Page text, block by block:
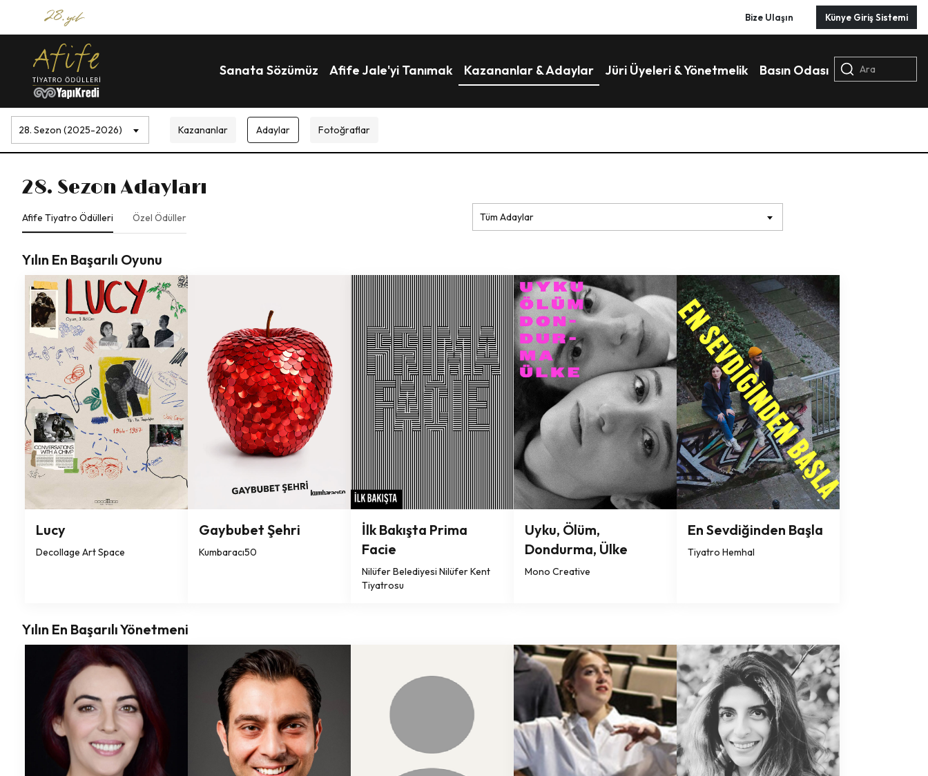
Bize Ulaşın Künye Giriş Sistemi
Sanata Sözümüz Afife Jale'yi Tanımak Kazananlar & Adaylar Jüri Üyeleri & Yönetmelik Basın Odası Ara
28. Sezon (2025-2026) Kazananlar Adaylar Fotoğraflar
28. Sezon Adayları
Afife Tiyatro Ödülleri Özel Ödüller Tüm Adaylar
Yılın En Başarılı Oyunu
Lucy
Decollage Art Space
Gaybubet Şehri
Kumbaracı50
İlk Bakışta Prima
Facie
Nilüfer Belediyesi Nilüfer Kent
Tiyatrosu
Uyku, Ölüm,
Dondurma, Ülke
Mono Creative
En Sevdiğinden Başla
Tiyatro Hemhal
Yılın En Başarılı Yönetmeni